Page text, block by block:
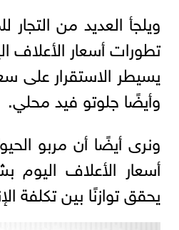
ويلجأ العديد من
يسيطر الاستقرار على
وأيضًا جلوتو فيد محلي.
ونرى أيضًا أن مربو
أسعار الأعلاف اليوم
يحقق توازنًا بين تكلفة